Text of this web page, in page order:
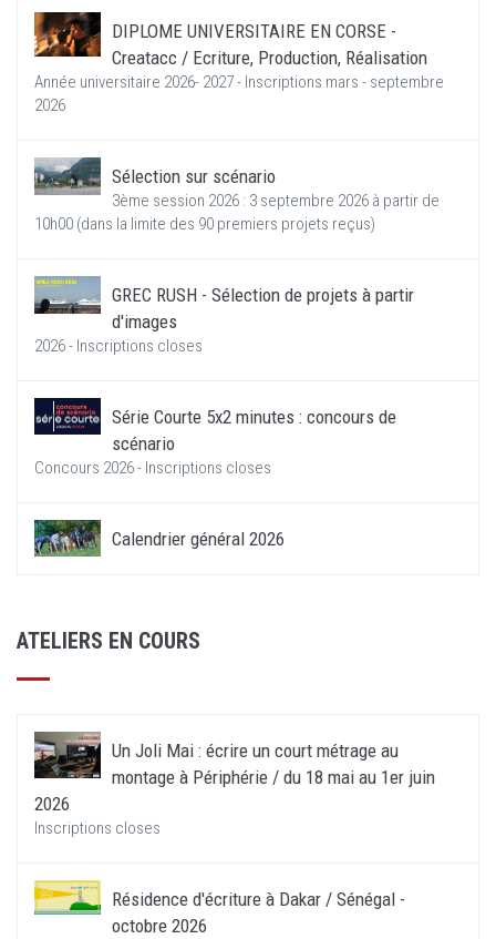
DIPLOME UNIVERSITAIRE EN CORSE -
Creatacc / Ecriture, Production, Réalisation
Année universitaire 2026- 2027 - Inscriptions mars - septembre
2026
Sélection sur scénario
3ème session 2026 : 3 septembre 2026 à partir de
10h00 (dans la limite des 90 premiers projets reçus)
GREC RUSH - Sélection de projets à partir
d'images
2026 - Inscriptions closes
Série Courte 5x2 minutes : concours de
scénario
Concours 2026 - Inscriptions closes
Calendrier général 2026
ATELIERS EN COURS
Un Joli Mai : écrire un court métrage au
montage à Périphérie / du 18 mai au 1er juin
2026
Inscriptions closes
Résidence d'écriture à Dakar / Sénégal -
octobre 2026